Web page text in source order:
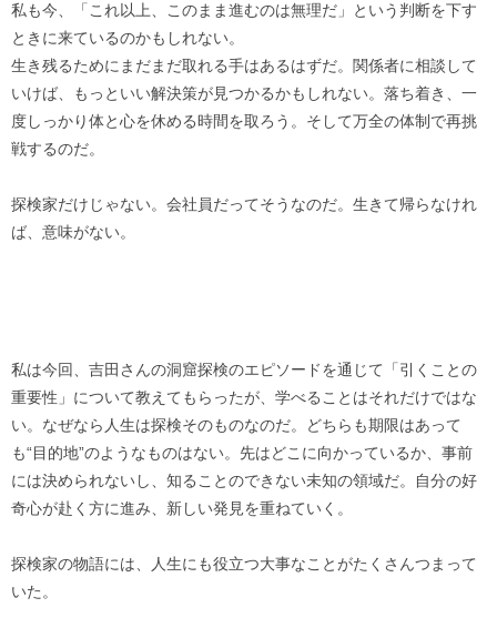
私も今、「これ以上、このまま進むのは無理だ」という判断を下す
ときに来ているのかもしれない。
生き残るためにまだまだ取れる手はあるはずだ。関係者に相談して
いけば、もっといい解決策が見つかるかもしれない。落ち着き、一
度しっかり体と心を休める時間を取ろう。そして万全の体制で再挑
戦するのだ。
探検家だけじゃない。会社員だってそうなのだ。生きて帰らなけれ
ば、意味がない。
私は今回、吉田さんの洞窟探検のエピソードを通じて「引くことの
重要性」について教えてもらったが、学べることはそれだけではな
い。なぜなら人生は探検そのものなのだ。どちらも期限はあって
も“目的地”のようなものはない。先はどこに向かっているか、事前
には決められないし、知ることのできない未知の領域だ。自分の好
奇心が赴く方に進み、新しい発見を重ねていく。
探検家の物語には、人生にも役立つ大事なことがたくさんつまって
いた。